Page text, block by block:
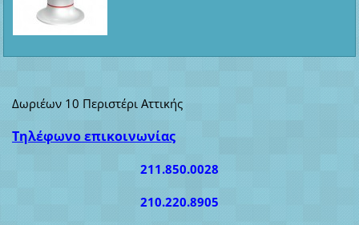
Δωριέων 10 Περιστέρι Αττικής
Τηλέφωνο επικοινωνίας
211.850.0028
210.220.8905